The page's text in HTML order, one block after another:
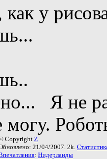
у
Я не
Copyright Z
21/04/2007. 2k.
: Нидерланды